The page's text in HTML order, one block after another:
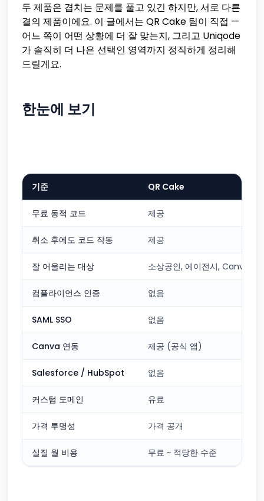
두 제품은 겹치는 문제를 풀고 있긴 하지만, 서로 다른
결의 제품이에요. 이 글에서는 QR Cake 팀이 직접 —
어느 쪽이 어떤 상황에 더 잘 맞는지, 그리고 Uniqode
가 솔직히 더 나은 선택인 영역까지 정직하게 정리해
드릴게요.
한눈에 보기
기준 QR Cake
무료 동적 코드 제공
취소 후에도 코드 작동 제공
잘 어울리는 대상 소상공인, 에이전시, Canva 사
컴플라이언스 인증 없음
SAML SSO 없음
Canva 연동 제공 (공식 앱)
Salesforce / HubSpot 없음
커스텀 도메인 유료
가격 투명성 가격 공개
실질 월 비용 무료 ~ 적당한 수준